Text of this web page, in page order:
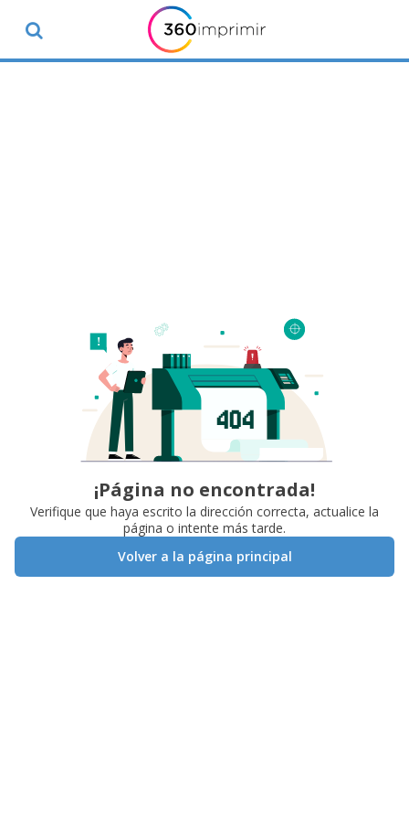
¡Página no encontrada!
Verifique que haya escrito la dirección correcta, actualice la
página o intente más tarde.